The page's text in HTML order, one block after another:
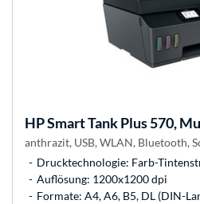
HPSmart Tank Plus 570,
anthrazit, USB, WLAN, Bluetooth,
Drucktechnologie: Farb-
Auflösung: 1200x1200 dpi
Formate: A4, A6, B5, DL (DIN-